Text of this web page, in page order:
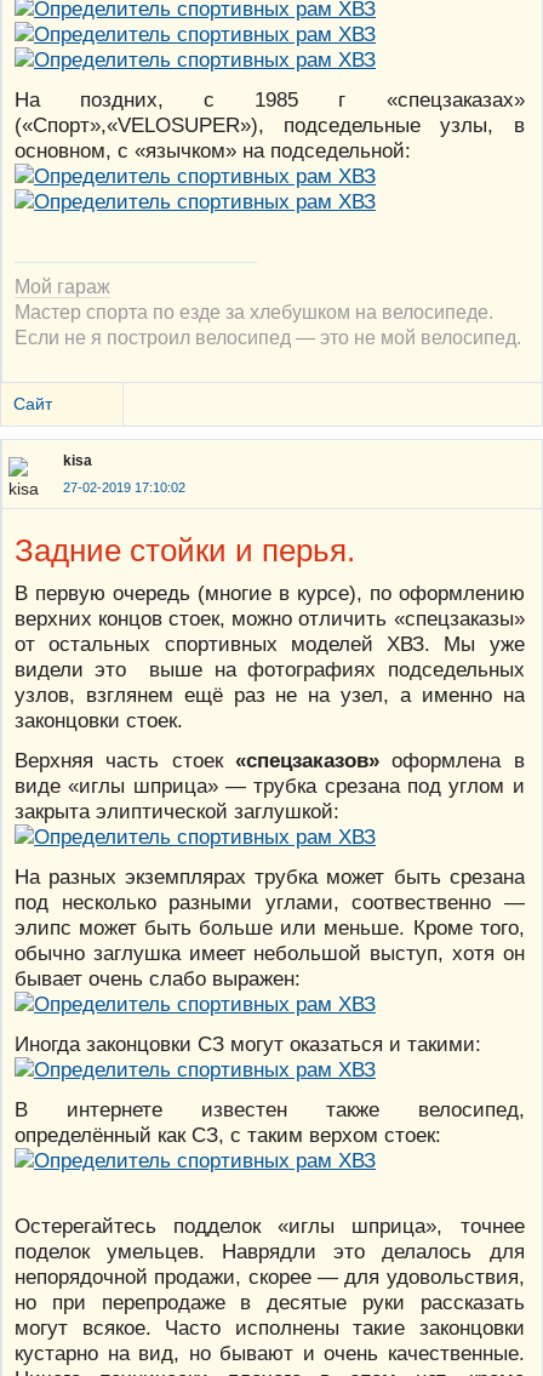
На поздних, с 1985 г «спецзаказах»
(«Спорт»,«VELOSUPER»), подседельные узлы, в
основном, с «язычком» на подседельной:
Мой гараж
Мастер спорта по езде за хлебушком на велосипеде.
Если не я построил велосипед — это не мой велосипед.
Сайт
kisa
27-02-2019 17:10:02
Задние стойки и перья.
В первую очередь (многие в курсе), по оформлению
верхних концов стоек, можно отличить «спецзаказы»
от остальных спортивных моделей ХВЗ. Мы уже
видели это выше на фотографиях подседельных
узлов, взглянем ещё раз не на узел, а именно на
законцовки стоек.
Верхняя часть стоек «спецзаказов»оформлена в
виде «иглы шприца» — трубка срезана под углом и
закрыта элиптической заглушкой:
На разных экземплярах трубка может быть срезана
под несколько разными углами, соотвественно —
элипс может быть больше или меньше. Кроме того,
обычно заглушка имеет небольшой выступ, хотя он
бывает очень слабо выражен:
Иногда законцовки СЗ могут оказаться и такими:
В интернете известен также велосипед,
определённый как СЗ, с таким верхом стоек:
Остерегайтесь подделок «иглы шприца», точнее
поделок умельцев. Наврядли это делалось для
непорядочной продажи, скорее — для удовольствия,
но при перепродаже в десятые руки рассказать
могут всякое. Часто исполнены такие законцовки
кустарно на вид, но бывают и очень качественные.